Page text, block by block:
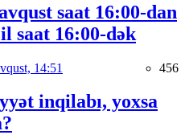
saat 16:00-dan
saat 16:00-dək
14:51 456
inqilabı, yoxsa